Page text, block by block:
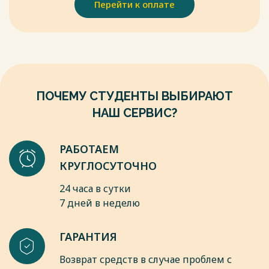
А.В. Алферов, А.Г. Бездудная. – СПб.: СПбГИЭУ, 2014. – 155 с.
7. Ассэль, Г.Маркетинг: принципы и стратегии / Г. Ассэль. –
М.: ИНФРА-М, 2016. – ХII, - 804 с.
Весь текст будет доступен
Перейти к оплате
ПОЧЕМУ СТУДЕНТЫ ВЫБИРАЮТ
НАШ СЕРВИС?
РАБОТАЕМ
КРУГЛОСУТОЧНО
24 часа в сутки
7 дней в неделю
ГАРАНТИЯ
Возврат средств в случае проблем с